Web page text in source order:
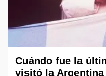
Cuándo fue la
visitó la Argentina